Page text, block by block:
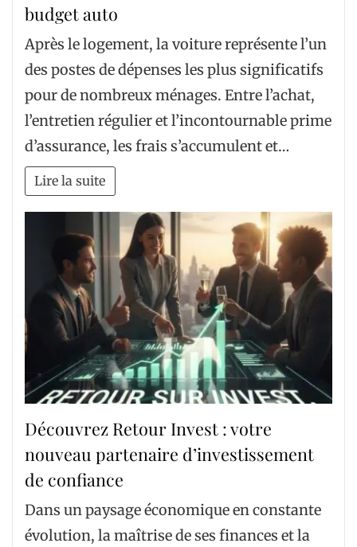
budget auto
Après le logement, la voiture représente l’un
des postes de dépenses les plus significatifs
pour de nombreux ménages. Entre l’achat,
l’entretien régulier et l’incontournable prime
d’assurance, les frais s’accumulent et…
Lire la suite
Découvrez Retour Invest : votre
nouveau partenaire d’investissement
de confiance
Dans un paysage économique en constante
évolution, la maîtrise de ses finances et la